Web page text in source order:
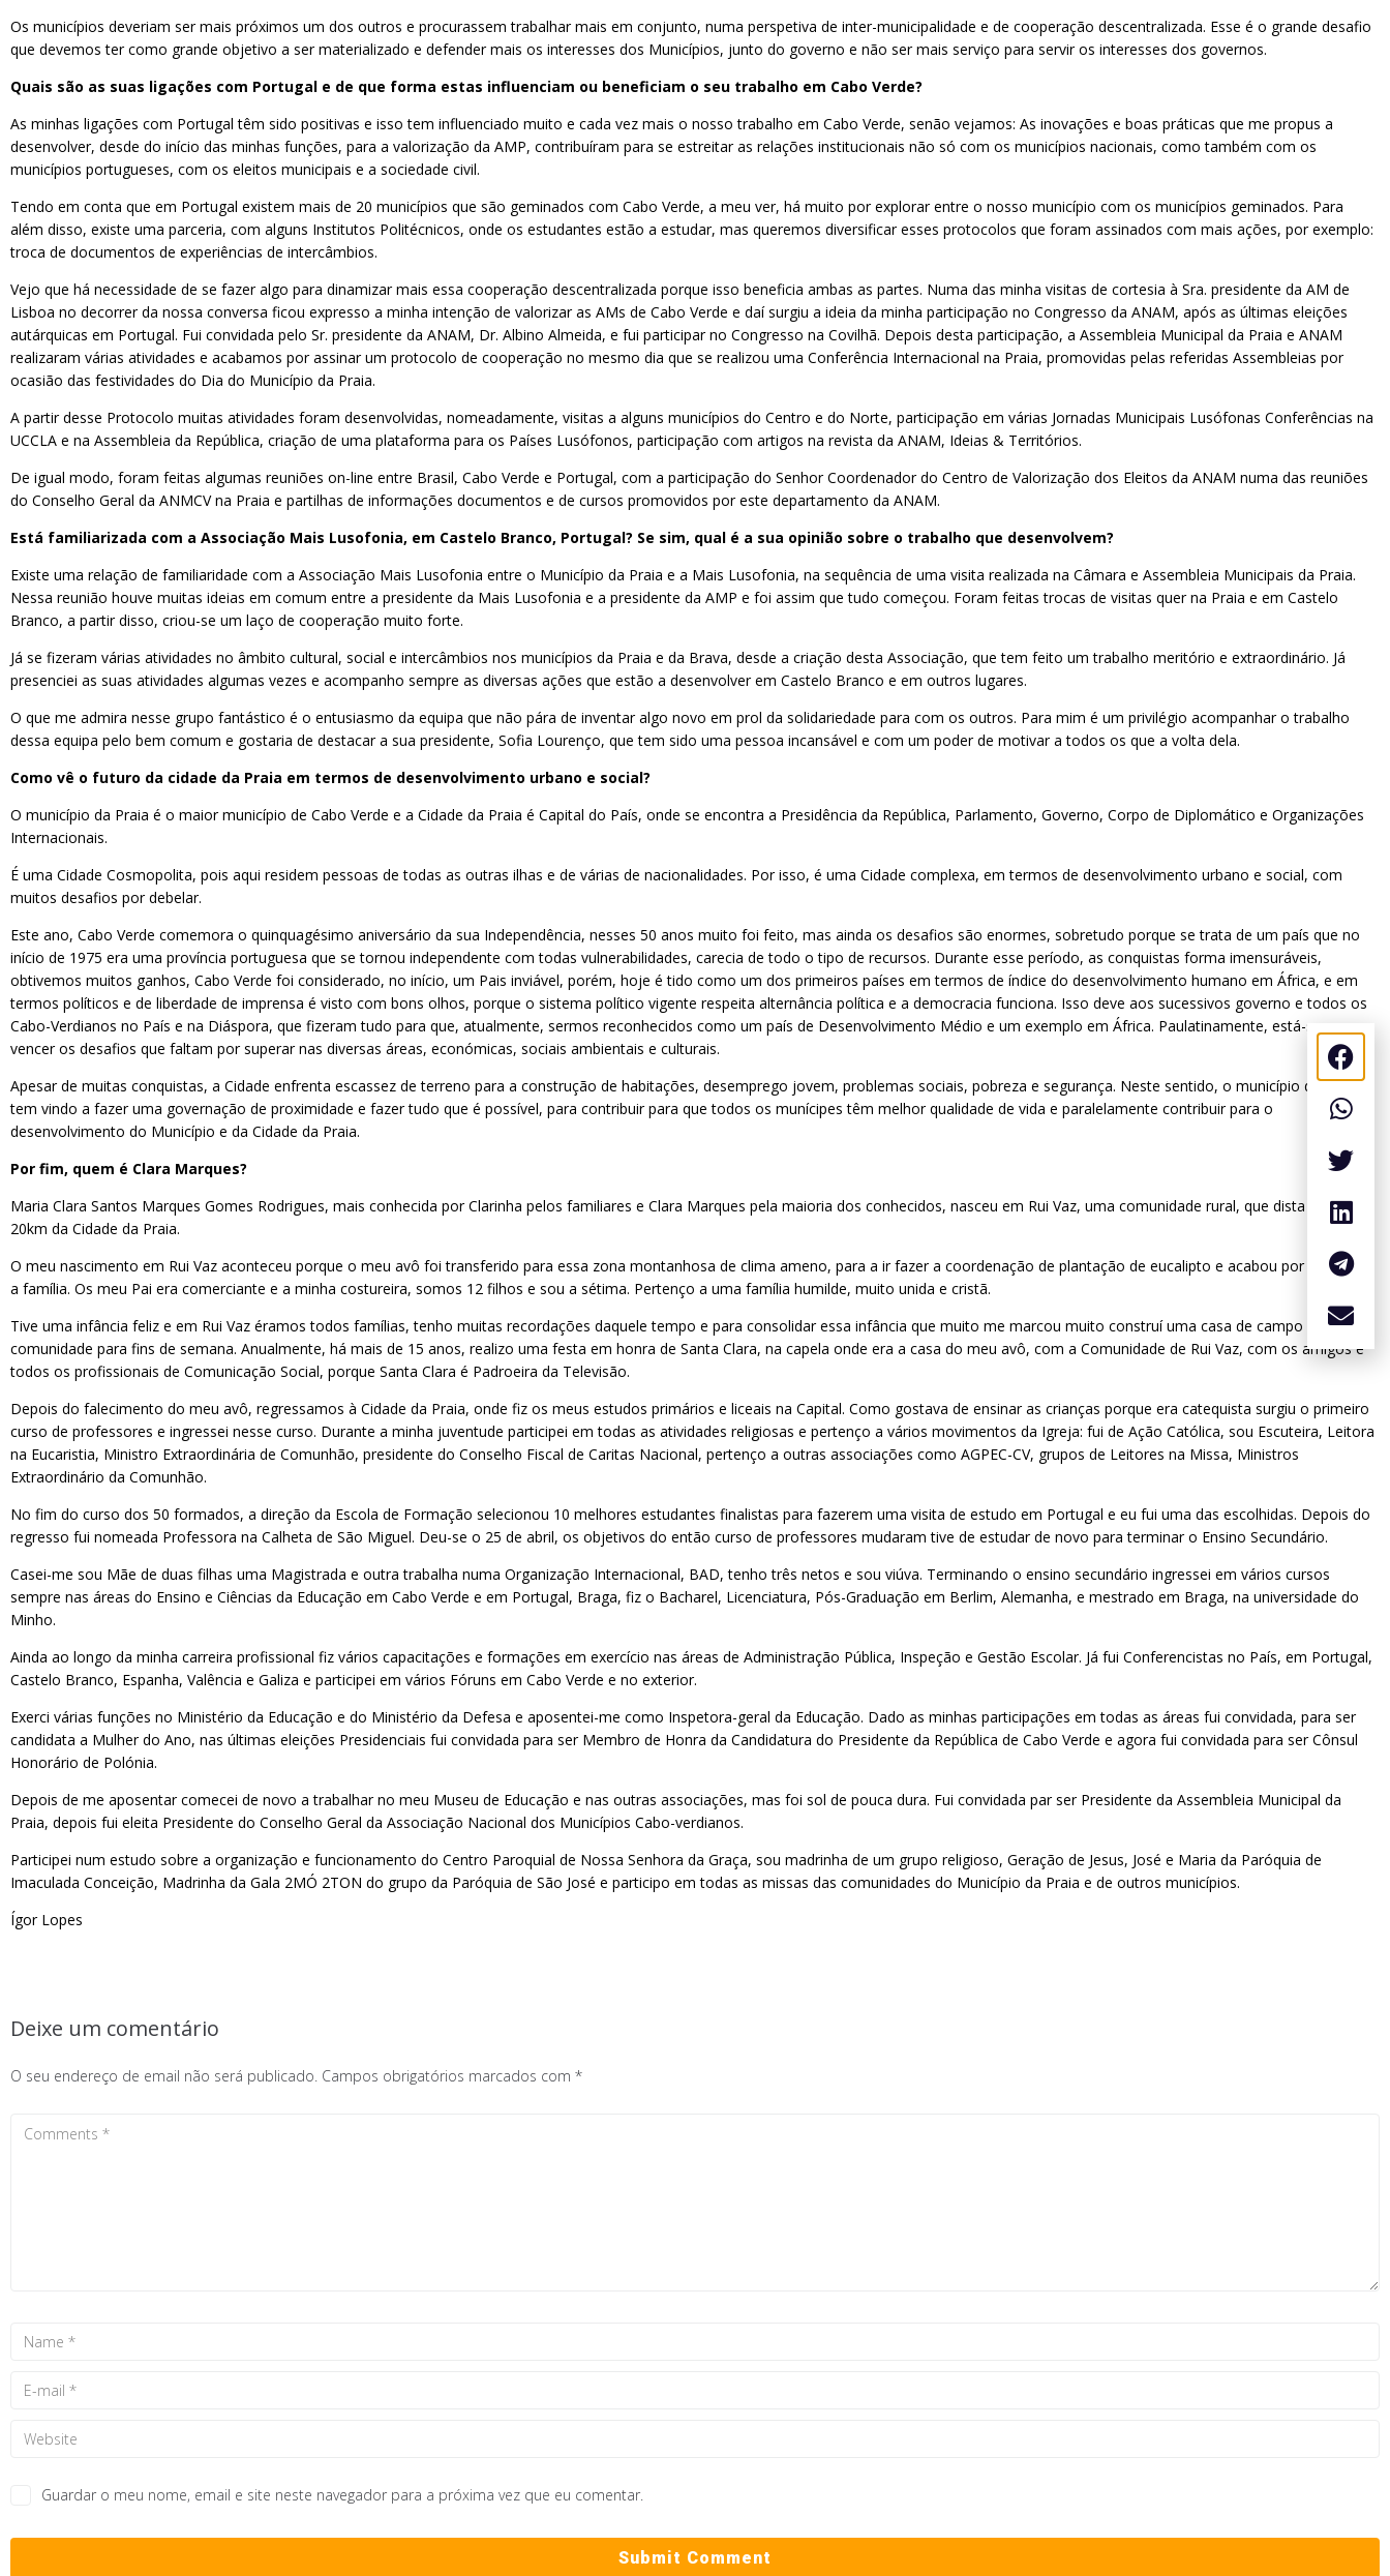
Os municípios deveriam ser mais próximos um dos outros e procurassem trabalhar mais em conjunto, numa perspetiva de inter-municipalidade e de cooperação descentralizada. Esse é o grande desafio
que devemos ter como grande objetivo a ser materializado e defender mais os interesses dos Municípios, junto do governo e não ser mais serviço para servir os interesses dos governos.
Quais são as suas ligações com Portugal e de que forma estas influenciam ou beneficiam o seu trabalho em Cabo Verde?
As minhas ligações com Portugal têm sido positivas e isso tem influenciado muito e cada vez mais o nosso trabalho em Cabo Verde, senão vejamos: As inovações e boas práticas que me propus a
desenvolver, desde do início das minhas funções, para a valorização da AMP, contribuíram para se estreitar as relações institucionais não só com os municípios nacionais, como também com os
municípios portugueses, com os eleitos municipais e a sociedade civil.
Tendo em conta que em Portugal existem mais de 20 municípios que são geminados com Cabo Verde, a meu ver, há muito por explorar entre o nosso município com os municípios geminados. Para
além disso, existe uma parceria, com alguns Institutos Politécnicos, onde os estudantes estão a estudar, mas queremos diversificar esses protocolos que foram assinados com mais ações, por exemplo:
troca de documentos de experiências de intercâmbios.
Vejo que há necessidade de se fazer algo para dinamizar mais essa cooperação descentralizada porque isso beneficia ambas as partes. Numa das minha visitas de cortesia à Sra. presidente da AM de
Lisboa no decorrer da nossa conversa ficou expresso a minha intenção de valorizar as AMs de Cabo Verde e daí surgiu a ideia da minha participação no Congresso da ANAM, após as últimas eleições
autárquicas em Portugal. Fui convidada pelo Sr. presidente da ANAM, Dr. Albino Almeida, e fui participar no Congresso na Covilhã. Depois desta participação, a Assembleia Municipal da Praia e ANAM
realizaram várias atividades e acabamos por assinar um protocolo de cooperação no mesmo dia que se realizou uma Conferência Internacional na Praia, promovidas pelas referidas Assembleias por
ocasião das festividades do Dia do Município da Praia.
A partir desse Protocolo muitas atividades foram desenvolvidas, nomeadamente, visitas a alguns municípios do Centro e do Norte, participação em várias Jornadas Municipais Lusófonas Conferências na
UCCLA e na Assembleia da República, criação de uma plataforma para os Países Lusófonos, participação com artigos na revista da ANAM, Ideias & Territórios.
De igual modo, foram feitas algumas reuniões on-line entre Brasil, Cabo Verde e Portugal, com a participação do Senhor Coordenador do Centro de Valorização dos Eleitos da ANAM numa das reuniões
do Conselho Geral da ANMCV na Praia e partilhas de informações documentos e de cursos promovidos por este departamento da ANAM.
Está familiarizada com a Associação Mais Lusofonia, em Castelo Branco, Portugal? Se sim, qual é a sua opinião sobre o trabalho que desenvolvem?
Existe uma relação de familiaridade com a Associação Mais Lusofonia entre o Município da Praia e a Mais Lusofonia, na sequência de uma visita realizada na Câmara e Assembleia Municipais da Praia.
Nessa reunião houve muitas ideias em comum entre a presidente da Mais Lusofonia e a presidente da AMP e foi assim que tudo começou. Foram feitas trocas de visitas quer na Praia e em Castelo
Branco, a partir disso, criou-se um laço de cooperação muito forte.
Já se fizeram várias atividades no âmbito cultural, social e intercâmbios nos municípios da Praia e da Brava, desde a criação desta Associação, que tem feito um trabalho meritório e extraordinário. Já
presenciei as suas atividades algumas vezes e acompanho sempre as diversas ações que estão a desenvolver em Castelo Branco e em outros lugares.
O que me admira nesse grupo fantástico é o entusiasmo da equipa que não pára de inventar algo novo em prol da solidariedade para com os outros. Para mim é um privilégio acompanhar o trabalho
dessa equipa pelo bem comum e gostaria de destacar a sua presidente, Sofia Lourenço, que tem sido uma pessoa incansável e com um poder de motivar a todos os que a volta dela.
Como vê o futuro da cidade da Praia em termos de desenvolvimento urbano e social?
O município da Praia é o maior município de Cabo Verde e a Cidade da Praia é Capital do País, onde se encontra a Presidência da República, Parlamento, Governo, Corpo de Diplomático e Organizações
Internacionais.
É uma Cidade Cosmopolita, pois aqui residem pessoas de todas as outras ilhas e de várias de nacionalidades. Por isso, é uma Cidade complexa, em termos de desenvolvimento urbano e social, com
muitos desafios por debelar.
Este ano, Cabo Verde comemora o quinquagésimo aniversário da sua Independência, nesses 50 anos muito foi feito, mas ainda os desafios são enormes, sobretudo porque se trata de um país que no
início de 1975 era uma província portuguesa que se tornou independente com todas vulnerabilidades, carecia de todo o tipo de recursos. Durante esse período, as conquistas forma imensuráveis,
obtivemos muitos ganhos, Cabo Verde foi considerado, no início, um Pais inviável, porém, hoje é tido como um dos primeiros países em termos de índice do desenvolvimento humano em África, e em
termos políticos e de liberdade de imprensa é visto com bons olhos, porque o sistema político vigente respeita alternância política e a democracia funciona. Isso deve aos sucessivos governo e todos os
Cabo-Verdianos no País e na Diáspora, que fizeram tudo para que, atualmente, sermos reconhecidos como um país de Desenvolvimento Médio e um exemplo em África. Paulatinamente, está-se a
vencer os desafios que faltam por superar nas diversas áreas, económicas, sociais ambientais e culturais.
Apesar de muitas conquistas, a Cidade enfrenta escassez de terreno para a construção de habitações, desemprego jovem, problemas sociais, pobreza e segurança. Neste sentido, o município da Praia
tem vindo a fazer uma governação de proximidade e fazer tudo que é possível, para contribuir para que todos os munícipes têm melhor qualidade de vida e paralelamente contribuir para o
desenvolvimento do Município e da Cidade da Praia.
Por fim, quem é Clara Marques?
Maria Clara Santos Marques Gomes Rodrigues, mais conhecida por Clarinha pelos familiares e Clara Marques pela maioria dos conhecidos, nasceu em Rui Vaz, uma comunidade rural, que dista cerca de
20km da Cidade da Praia.
O meu nascimento em Rui Vaz aconteceu porque o meu avô foi transferido para essa zona montanhosa de clima ameno, para a ir fazer a coordenação de plantação de eucalipto e acabou por levar toda
a família. Os meu Pai era comerciante e a minha costureira, somos 12 filhos e sou a sétima. Pertenço a uma família humilde, muito unida e cristã.
Tive uma infância feliz e em Rui Vaz éramos todos famílias, tenho muitas recordações daquele tempo e para consolidar essa infância que muito me marcou muito construí uma casa de campo nessa
comunidade para fins de semana. Anualmente, há mais de 15 anos, realizo uma festa em honra de Santa Clara, na capela onde era a casa do meu avô, com a Comunidade de Rui Vaz, com os amigos e
todos os profissionais de Comunicação Social, porque Santa Clara é Padroeira da Televisão.
Depois do falecimento do meu avô, regressamos à Cidade da Praia, onde fiz os meus estudos primários e liceais na Capital. Como gostava de ensinar as crianças porque era catequista surgiu o primeiro
curso de professores e ingressei nesse curso. Durante a minha juventude participei em todas as atividades religiosas e pertenço a vários movimentos da Igreja: fui de Ação Católica, sou Escuteira, Leitora
na Eucaristia, Ministro Extraordinária de Comunhão, presidente do Conselho Fiscal de Caritas Nacional, pertenço a outras associações como AGPEC-CV, grupos de Leitores na Missa, Ministros
Extraordinário da Comunhão.
No fim do curso dos 50 formados, a direção da Escola de Formação selecionou 10 melhores estudantes finalistas para fazerem uma visita de estudo em Portugal e eu fui uma das escolhidas. Depois do
regresso fui nomeada Professora na Calheta de São Miguel. Deu-se o 25 de abril, os objetivos do então curso de professores mudaram tive de estudar de novo para terminar o Ensino Secundário.
Casei-me sou Mãe de duas filhas uma Magistrada e outra trabalha numa Organização Internacional, BAD, tenho três netos e sou viúva. Terminando o ensino secundário ingressei em vários cursos
sempre nas áreas do Ensino e Ciências da Educação em Cabo Verde e em Portugal, Braga, fiz o Bacharel, Licenciatura, Pós-Graduação em Berlim, Alemanha, e mestrado em Braga, na universidade do
Minho.
Ainda ao longo da minha carreira profissional fiz vários capacitações e formações em exercício nas áreas de Administração Pública, Inspeção e Gestão Escolar. Já fui Conferencistas no País, em Portugal,
Castelo Branco, Espanha, Valência e Galiza e participei em vários Fóruns em Cabo Verde e no exterior.
Exerci várias funções no Ministério da Educação e do Ministério da Defesa e aposentei-me como Inspetora-geral da Educação. Dado as minhas participações em todas as áreas fui convidada, para ser
candidata a Mulher do Ano, nas últimas eleições Presidenciais fui convidada para ser Membro de Honra da Candidatura do Presidente da República de Cabo Verde e agora fui convidada para ser Cônsul
Honorário de Polónia.
Depois de me aposentar comecei de novo a trabalhar no meu Museu de Educação e nas outras associações, mas foi sol de pouca dura. Fui convidada par ser Presidente da Assembleia Municipal da
Praia, depois fui eleita Presidente do Conselho Geral da Associação Nacional dos Municípios Cabo-verdianos.
Participei num estudo sobre a organização e funcionamento do Centro Paroquial de Nossa Senhora da Graça, sou madrinha de um grupo religioso, Geração de Jesus, José e Maria da Paróquia de
Imaculada Conceição, Madrinha da Gala 2MÓ 2TON do grupo da Paróquia de São José e participo em todas as missas das comunidades do Município da Praia e de outros municípios.
Ígor Lopes
Deixe um comentário
O seu endereço de email não será publicado. Campos obrigatórios marcados com *
Guardar o meu nome, email e site neste navegador para a próxima vez que eu comentar.